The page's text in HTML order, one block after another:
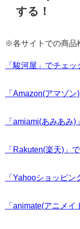
する！
※各サイトでの商品
「駿河屋」でチェッ
「Amazon(アマゾン
「amiami(あみあみ)
「Rakuten(楽天)」
「Yahooショッピン
「animate(アニメイ